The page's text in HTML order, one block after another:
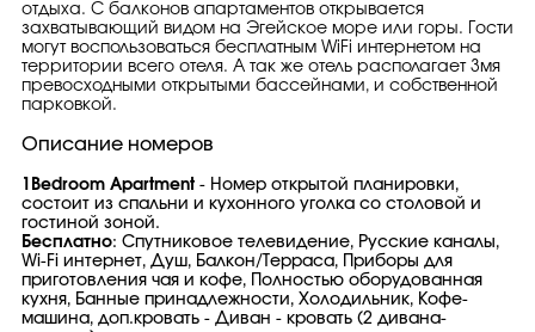
отдыха. С балконов апартаментов открывается
захватывающий видом на Эгейское море или горы. Гости
могут воспользоваться бесплатным WiFi интернетом на
территории всего отеля. А так же отель располагает 3мя
превосходными открытыми бассейнами, и собственной
парковкой.
Описание номеров
1Bedroom Apartment - Номер открытой планировки,
состоит из спальни и кухонного уголка со столовой и
гостиной зоной.
Бесплатно: Спутниковое телевидение, Русские каналы,
Wi-Fi интернет, Душ, Балкон/Терраса, Приборы для
приготовления чая и кофе, Полностью оборудованная
кухня, Банные принадлежности, Холодильник, Кофе-
машина, доп.кровать - Диван - кровать (2 дивана-